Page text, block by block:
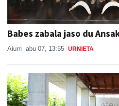
Babes zabala jaso du
Aiurri abu 07, 13:55 URNIETA